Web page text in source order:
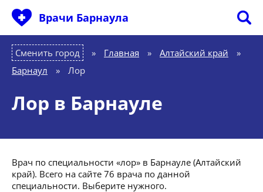
Врачи Барнаула
Сменить город Главная » Алтайский край
»
Барнаул
» Лор
Лор в Барнауле
Врач по специальности «лор» в Барнауле (Алтайский
край). Всего на сайте 76 врача по данной
специальности. Выберите нужного.